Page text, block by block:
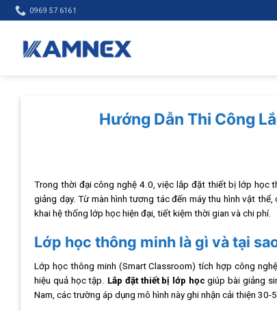
Skip
to
0969 57 6161
Hướng Dẫn Thi Công
Trong thời đại công nghệ 4.0, việc lắp đặt thiết bị lớp học
giảng dạy. Từ màn hình tương tác đến máy thu hình vật
khai hệ thống lớp học hiện đại, tiết kiệm thời gian và chi phí.
Lớp học thông minh là gì và tại
Lớp học thông minh (Smart Classroom) tích hợp công
hiệu quả học tập. Lắp đặt thiết bị lớp học giúp bài giảng
Nam, các trường áp dụng mô hình này ghi nhận cải thiện